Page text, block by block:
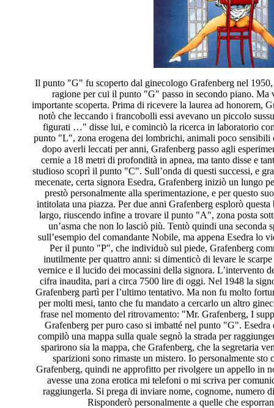
Il punto "G" fu scoperto dal ginecologo Grafenberg nel
ragione per cui il punto "G" passo in secondo piano. Ma
importante scoperta. Prima di ricevere la laurea ad honorem,
notò che leccando i francobolli essi avevano un piccolo
figurati …" disse lui, e cominciò la ricerca in laboratorio
punto "L", zona erogena dei lombrichi, animali poco sensibili
dopo averli leccati per anni, Grafenberg passo agli
cernie a 18 metri di profondità in apnea, ma tanto disse e
studioso scoprì il punto "C". Sull’onda di questi successi, e
mecenate, certa signora Esedra, Grafenberg iniziò un lungo
prestò personalmente alla sperimentazione, e per questo
intitolata una piazza. Per due anni Grafenberg esplorò
largo, riuscendo infine a trovare il punto "A", zona posta
un’asma che non lo lasciò più. Tentò quindi una seconda
sull’esempio del comandante Nobile, ma appena Esedra lo
Per il punto "P", che individuò sul piede, Grafenberg
inutilmente per quattro anni: si dimenticò di levare le
vernice e il lucido dei mocassini della signora. L’intervento
cifra inaudita, pari a circa 7500 lire di oggi. Nel 1948 la
Grafenberg partì per l’ultimo tentativo. Ma non fu molto
per molti mesi, tanto che fu mandato a cercarlo un altro
frase nel momento del ritrovamento: "Mr. Grafenberg, I
Grafenberg per puro caso si imbatté nel punto "G".
compilò una mappa sulla quale segnò la strada per
sparirono sia la mappa, che Grafenberg, che la segretaria
sparizioni sono rimaste un mistero. Io personalmente sto
Grafenberg, quindi ne approfitto per rivolgere un appello in
avesse una zona erotica mi telefoni o mi scriva per
raggiungerla. Si prega di inviare nome, cognome, numero
Risponderò personalmente a quelle che